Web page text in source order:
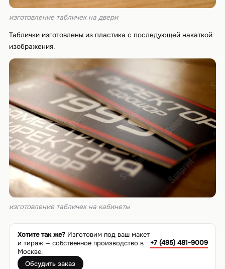
изготовление табличек на двери
Таблички изготовлены из пластика с последующей накаткой
изображения.
изготовление табличек на кабинеты
Хотите так же?Изготовим под ваш макет
и тираж — собственное производство в
Москве.
+7 (495) 481-9009
Обсудить заказ